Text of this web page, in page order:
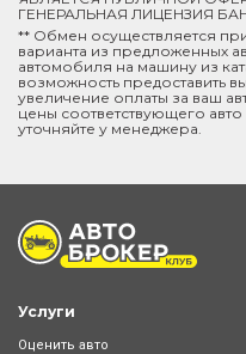
ГЕНЕРАЛЬНАЯ ЛИЦЕНЗИЯ
** Обмен осуществляется
варианта из предложенных
автомобиля на машину из
возможность предоставить
увеличение оплаты за ваш
цены соответствующего
уточняйте у менеджера.
Услуги
Оценить авто